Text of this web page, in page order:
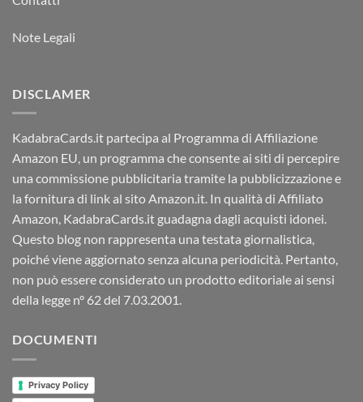
Note Legali
DISCLAMER
KadabraCards.it partecipa al Programma di Affiliazione
Amazon EU, un programma che consente ai siti di percepire
una commissione pubblicitaria tramite la pubblicizzazione e
la fornitura di link al sito Amazon.it. In qualità di Affiliato
Amazon, KadabraCards.it guadagna dagli acquisti idonei.
Questo blog non rappresenta una testata giornalistica,
poiché viene aggiornato senza alcuna periodicità. Pertanto,
non può essere considerato un prodotto editoriale ai sensi
della legge n° 62 del 7.03.2001.
DOCUMENTI
Privacy Policy